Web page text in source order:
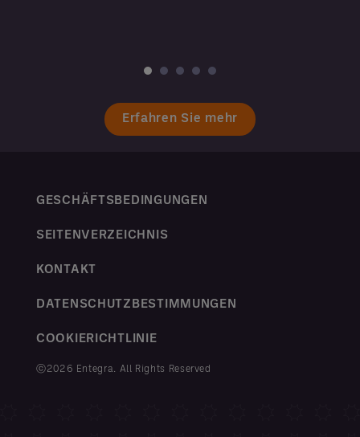
Erfahren Sie mehr
GESCHÄFTSBEDINGUNGEN
SEITENVERZEICHNIS
KONTAKT
DATENSCHUTZBESTIMMUNGEN
COOKIERICHTLINIE
ⓒ2026 Entegra. All Rights Reserved